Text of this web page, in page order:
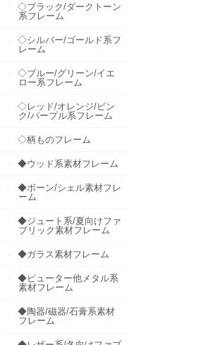
◇ブラック/ダークトーン
系フレーム
◇シルバー/ゴールド系フ
レーム
◇ブルー/グリーン/イエ
ロー系フレーム
◇レッド/オレンジ/ピン
ク/パープル系フレーム
◇柄ものフレーム
◆ウッド系素材フレーム
◆ボーン/シェル素材フレ
ーム
◆ジュート系/夏向けファ
ブリック素材フレーム
◆ガラス素材フレーム
◆ピューター他メタル系
素材フレーム
◆陶器/磁器/石膏系素材
フレーム